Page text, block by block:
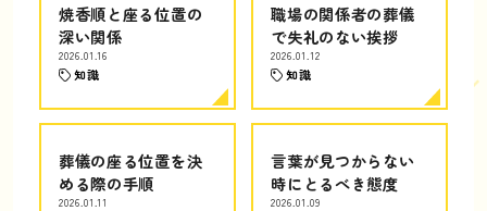
焼香順と座る位置の
深い関係
2026.01.16
知識
職場の関係者の葬儀
で失礼のない挨拶
2026.01.12
知識
葬儀の座る位置を決
める際の手順
2026.01.11
言葉が見つからない
時にとるべき態度
2026.01.09